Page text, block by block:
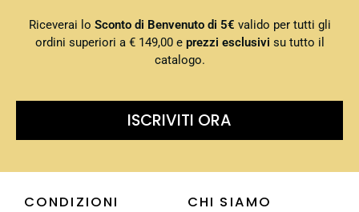
Riceverai lo Sconto di Benvenuto di 5€ valido per tutti gli
ordini superiori a € 149,00 e prezzi esclusivi su tutto il
catalogo.
ISCRIVITI ORA
CONDIZIONI CHI SIAMO